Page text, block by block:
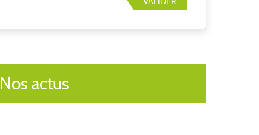
Nos actus